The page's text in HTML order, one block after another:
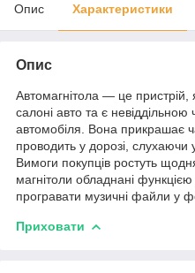
Опис Характеристики
Опис
Автомагнітола — це пристрій,
салоні авто та є
автомобіля. Вона прикрашає
проводить у дорозі, слухаючи
Вимоги покупців ростуть
магнітоли обладнані
програвати музичні файли у
Приховати